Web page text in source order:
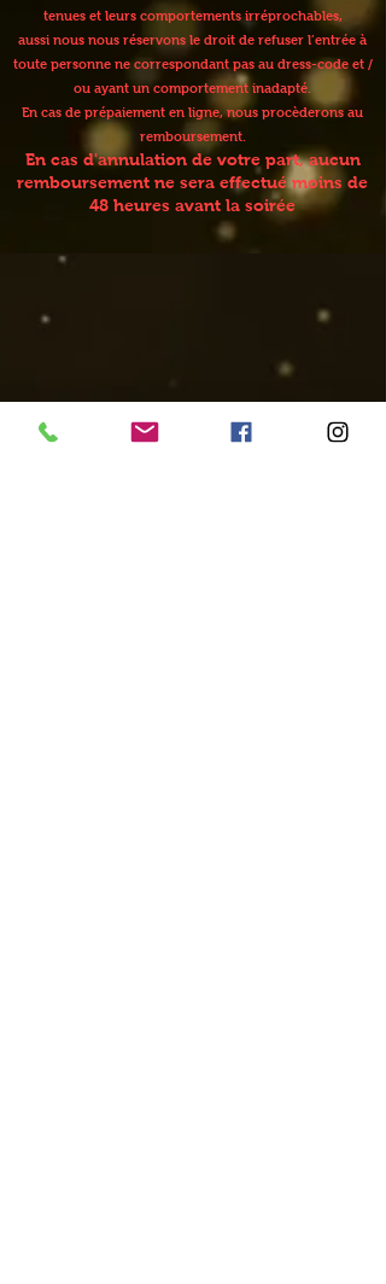
tenues et leurs comportements irréprochables,
aussi nous nous réservons le droit de refuser l’entrée à
toute personne ne correspondant pas au dress-code et /
ou ayant un comportement inadapté.
En cas de prépaiement en ligne, nous procèderons au
remboursement.
En cas d'annulation de votre part, aucun
remboursement ne sera effectué moins de
48 heures avant la soirée